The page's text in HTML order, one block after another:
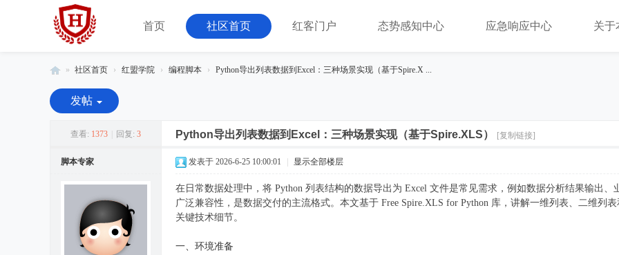
首页 社区首页 红客门户 态势感知中心 应急响应中心 关于
红
客
» 社区首页 › 红盟学院 › 编程脚本 › Python导出列表数据到Excel：三种场景实现（基于Spire.X ...
发帖
查看: 1373 回复: 3 Python导出列表数据到Excel：三种场景实现（基于Spire.XLS） [复制链接]
脚本专家 发表于 2026-6-25 10:00:01 显示全部楼层
在日常数据处理中，将 Python 列表结构的数据导出为 Excel 文件是常见需求，例如数据分析结果输出
广泛兼容性，是数据交付的主流格式。本文基于 Free Spire.XLS for Python 库，讲解一维列表、二维列
关键技术细节。
一、环境准备